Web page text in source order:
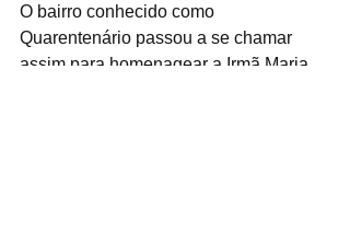
O bairro conhecido como
Quarentenário passou a se chamar
assim para homenagear a Irmã Maria